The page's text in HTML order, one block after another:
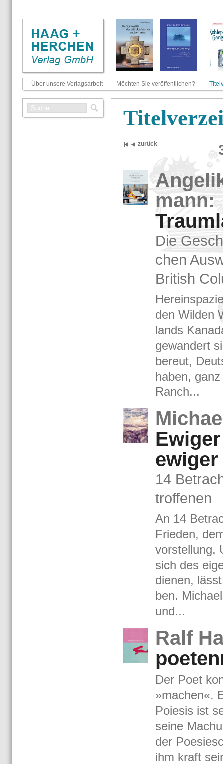
Über unsere Verlagsarbeit Möchten Sie veröffentlichen?
zu­rück
mann:
Die
chen
Bri­tish
den Wil­den
lands
ge­wan­dert
be­reut,
haben,
Ranch...
14
trof­fe­nen
An 14
Frie­den,
vor­stel­lung,
sich des
die­nen,
ben.
und...
Ralf
Der Poet
»ma­chen«.
Po­ie­sis ist
seine
der
ihm kraft